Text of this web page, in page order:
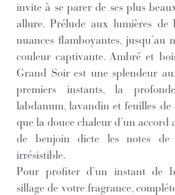
invite à se parer de ses plus
allure. Prélude aux lumières
nuances flamboyantes, jusqu’au
couleur captivante. Ambré et
Grand Soir est une splendeur
premiers instants, la
labdanum, lavandin et feuilles de
que la douce chaleur d’un accord
de benjoin dicte les notes de
irrésistible.
Pour profiter d’un instant de
sillage de votre fragrance,